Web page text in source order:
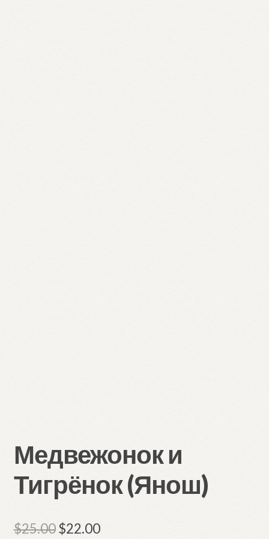
Медвежонок и
Тигрёнок (Янош)
$25.00Первоначальная
$22.00Текущая